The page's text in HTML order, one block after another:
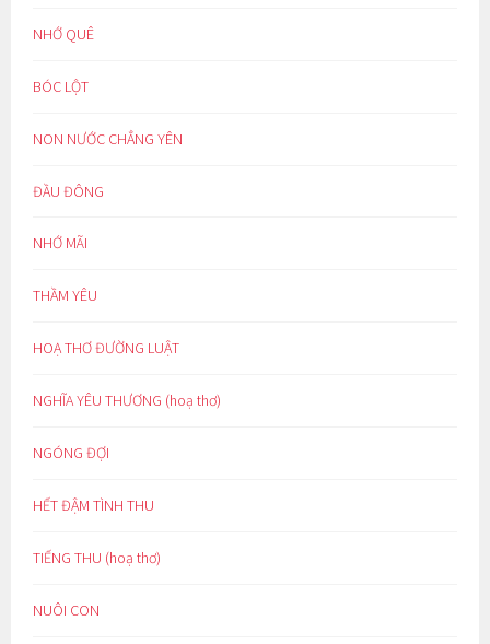
NHỚ QUÊ
BÓC LỘT
NON NƯỚC CHẲNG YÊN
ĐẦU ĐÔNG
NHỚ MÃI
THẦM YÊU
HOẠ THƠ ĐƯỜNG LUẬT
NGHĨA YÊU THƯƠNG (hoạ thơ)
NGÓNG ĐỢI
HẾT ĐẬM TÌNH THU
TIẾNG THU (hoạ thơ)
NUÔI CON